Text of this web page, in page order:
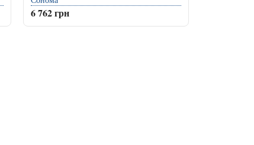
6 762 грн